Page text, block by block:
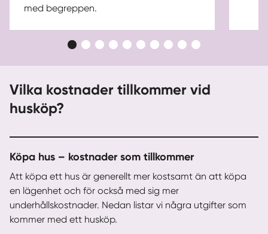
med begreppen.
Vilka kostnader tillkommer vid
husköp?
Köpa hus – kostnader som tillkommer
Att köpa ett hus är generellt mer kostsamt än att köpa
en lägenhet och för också med sig mer
underhållskostnader. Nedan listar vi några utgifter som
kommer med ett husköp.